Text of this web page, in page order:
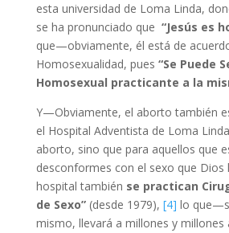
esta universidad de Loma Linda,
se ha pronunciado que “Jesús es
que—obviamente, él está de
Homosexualidad, pues “Se Puede
Homosexual practicante a la
Y—Obviamente, el aborto también
el Hospital Adventista de Loma
aborto, sino que para aquellos que
desconformes con el sexo que Dios
hospital también se practican
de Sexo” (desde 1979), [4] lo
mismo, llevará a millones y millones